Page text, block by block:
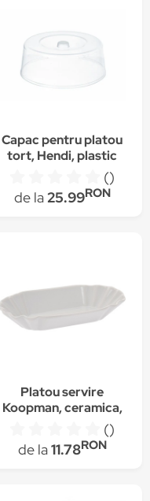
Capac pentru platou
tort, Hendi, plastic
transparent, diam.
30x(H)11 cm
()
de la25.99RON
Platou servire
Koopman, ceramica,
19.5x11x4 cm, alb
()
de la11.78RON